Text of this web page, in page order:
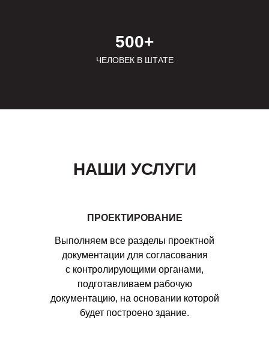
500+
ЧЕЛОВЕК В ШТАТЕ
НАШИ УСЛУГИ
Выполняем все разделы проектной
документации для согласования
с контролирующими органами,
подготавливаем рабочую
документацию, на основании которой
будет построено здание.
ПРОЕКТИРОВАНИЕ